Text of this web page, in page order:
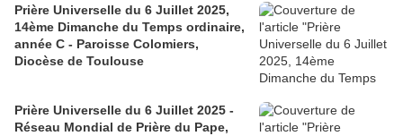
Prière Universelle du 6 Juillet 2025,
14ème Dimanche du Temps ordinaire,
année C - Paroisse Colomiers,
Diocèse de Toulouse
Prière Universelle du 6 Juillet 2025 -
Réseau Mondial de Prière du Pape,